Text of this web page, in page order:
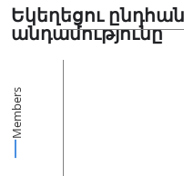
Եկեղեցու
անդամությունը
Members